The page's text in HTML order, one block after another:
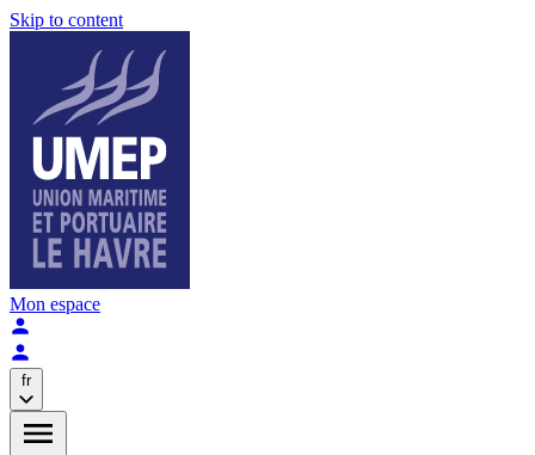
Skip to content
Mon espace
fr